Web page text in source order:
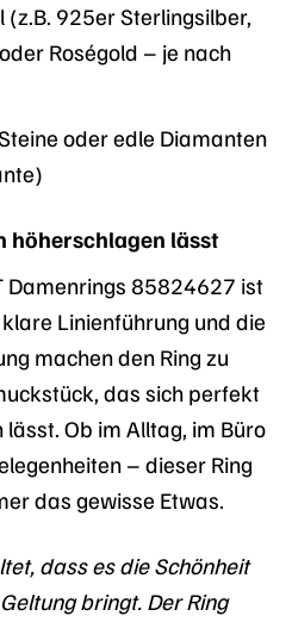
925er Sterlingsilber,
Roségold – je nach
oder edle Diamanten
höherschlagen lässt
Damenrings 85824627 ist
Linienführung und die
machen den Ring zu
das sich perfekt
Ob im Alltag, im Büro
– dieser Ring
das gewisse Etwas.
dass es die Schönheit
bringt. Der Ring